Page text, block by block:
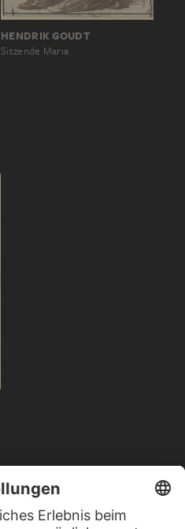
HENDRIK GOUDT
Sitzende Maria